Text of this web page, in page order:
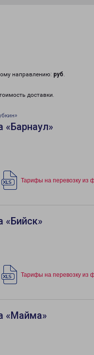
направлению: руб.
доставки.
Тарифы на перевозку из
«Бийск»
Тарифы на перевозку из
«Майма»